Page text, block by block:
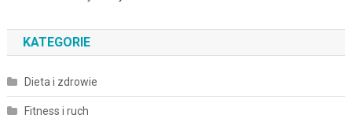
KATEGORIE
Dieta i zdrowie
Fitness i ruch